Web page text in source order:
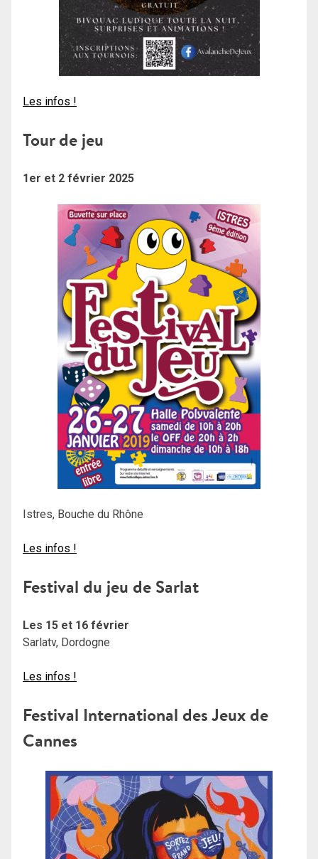
Les infos !
Tour de jeu
1er et 2 février 2025
Istres, Bouche du Rhône
Les infos !
Festival du jeu de Sarlat
Les 15 et 16 février
Sarlatv, Dordogne
Les infos !
Festival International des Jeux de
Cannes